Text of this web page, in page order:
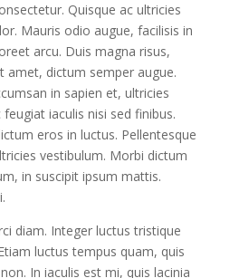
Quisque ac ultricies
Mauris odio augue, facilisis in
arcu. Duis magna risus,
amet, dictum semper augue.
in sapien et, ultricies
iaculis nisi sed finibus.
eros in luctus. Pellentesque
vestibulum. Morbi dictum
in suscipit ipsum mattis.
diam. Integer luctus tristique
luctus tempus quam, quis
In iaculis est mi, quis lacinia